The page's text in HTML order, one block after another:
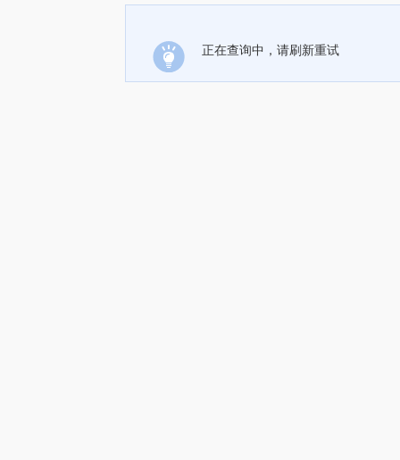
正在查询中，请刷新重试